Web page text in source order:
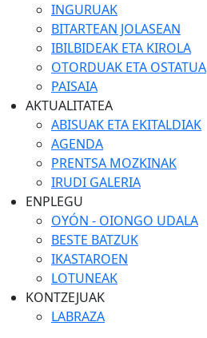
INGURUAK
BITARTEAN JOLASEAN
IBILBIDEAK ETA KIROLA
OTORDUAK ETA OSTATUA
PAISAIA
AKTUALITATEA
ABISUAK ETA EKITALDIAK
AGENDA
PRENTSA MOZKINAK
IRUDI GALERIA
ENPLEGU
OYÓN - OIONGO UDALA
BESTE BATZUK
IKASTAROEN
LOTUNEAK
KONTZEJUAK
LABRAZA